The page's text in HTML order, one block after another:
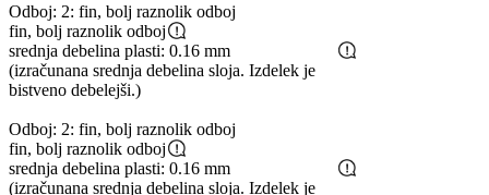
Odboj: 2: fin, bolj raznolik odboj
fin, bolj raznolik odboj
srednja debelina plasti: 0.16 mm
(izračunana srednja debelina sloja. Izdelek je
bistveno debelejši.)
Odboj: 2: fin, bolj raznolik odboj
fin, bolj raznolik odboj
srednja debelina plasti: 0.16 mm
(izračunana srednja debelina sloja. Izdelek je